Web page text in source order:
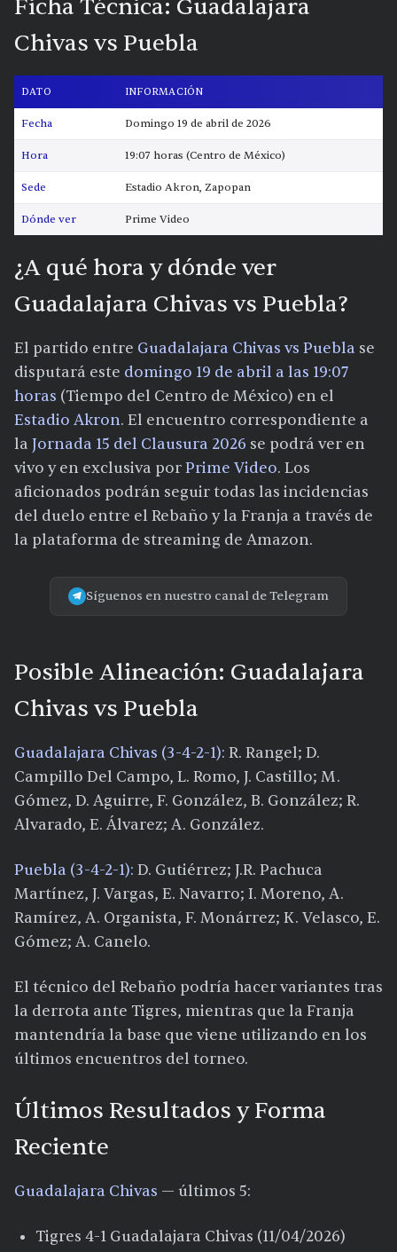
Ficha Técnica: Guadalajara
Chivas vs Puebla
DATO INFORMACIÓN
Fecha Domingo 19 de abril de 2026
Hora 19:07 horas (Centro de México)
Sede Estadio Akron, Zapopan
Dónde ver Prime Video
¿A qué hora y dónde ver
Guadalajara Chivas vs Puebla?
El partido entre Guadalajara Chivas vs Puebla se
disputará este domingo 19 de abril a las 19:07
horas (Tiempo del Centro de México) en el
Estadio Akron. El encuentro correspondiente a
la Jornada 15 del Clausura 2026 se podrá ver en
vivo y en exclusiva porPrime Video. Los
aficionados podrán seguir todas las incidencias
del duelo entre el Rebaño y la Franja a través de
la plataforma de streaming de Amazon.
Síguenos en nuestro canal de Telegram
Posible Alineación: Guadalajara
Chivas vs Puebla
Guadalajara Chivas (3-4-2-1): R. Rangel; D.
Campillo Del Campo, L. Romo, J. Castillo; M.
Gómez, D. Aguirre, F. González, B. González; R.
Alvarado, E. Álvarez; A. González.
Puebla (3-4-2-1): D. Gutiérrez; J.R. Pachuca
Martínez, J. Vargas, E. Navarro; I. Moreno, A.
Ramírez, A. Organista, F. Monárrez; K. Velasco, E.
Gómez; A. Canelo.
El técnico del Rebaño podría hacer variantes tras
la derrota ante Tigres, mientras que la Franja
mantendría la base que viene utilizando en los
últimos encuentros del torneo.
Últimos Resultados y Forma
Reciente
Guadalajara Chivas — últimos 5:
Tigres 4-1 Guadalajara Chivas (11/04/2026)